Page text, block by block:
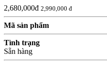
2,680,000đ 2,990,000 đ
Mã sản phẩm
Tình trạng
Sẵn hàng